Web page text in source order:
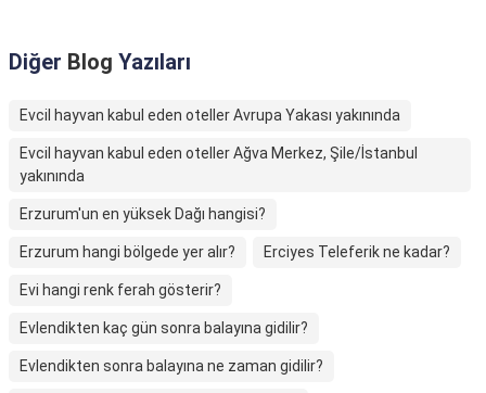
Diğer Blog Yazıları
Evcil hayvan kabul eden oteller Avrupa Yakası yakınında
Evcil hayvan kabul eden oteller Ağva Merkez, Şile/İstanbul
yakınında
Erzurum'un en yüksek Dağı hangisi?
Erzurum hangi bölgede yer alır? Erciyes Teleferik ne kadar?
Evi hangi renk ferah gösterir?
Evlendikten kaç gün sonra balayına gidilir?
Evlendikten sonra balayına ne zaman gidilir?